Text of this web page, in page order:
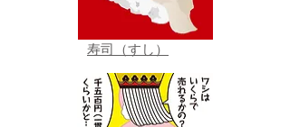
寿司（すし）